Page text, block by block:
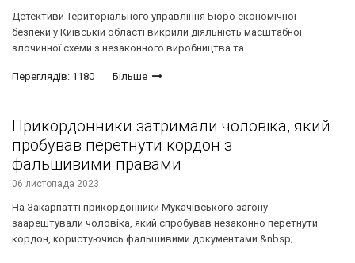
Детективи Територіального управління Бюро економічної
безпеки у Київській області викрили діяльність масштабної
злочинної схеми з незаконного виробництва та ...
Переглядів: 1180 Більше
Прикордонники затримали чоловіка, який
пробував перетнути кордон з
фальшивими правами
06 листопада 2023
На Закарпатті прикордонники Мукачівського загону
заарештували чоловіка, який спробував незаконно перетнути
кордон, користуючись фальшивими документами.&nbsp;...